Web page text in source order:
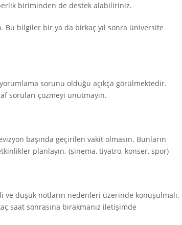
biriminden de destek alabiliriniz.
Bu bilgiler bir ya da birkaç yıl sonra üniversite
sorunu olduğu açıkça görülmektedir.
soruları çözmeyi unutmayın.
başında geçirilen vakit olmasın. Bunların
planlayın. (sinema, tiyatro, konser, spor)
düşük notların nedenleri üzerinde konuşulmalı.
saat sonrasına bırakmanız iletişimde